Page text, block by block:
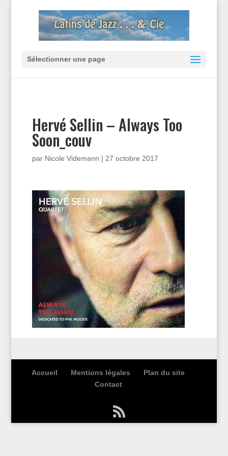
Sélectionner une page
Hervé Sellin – Always Too
Soon_couv
par Nicole Videmann | 27 octobre 2017
Accueil Mentions légales
Plan du site
Contact